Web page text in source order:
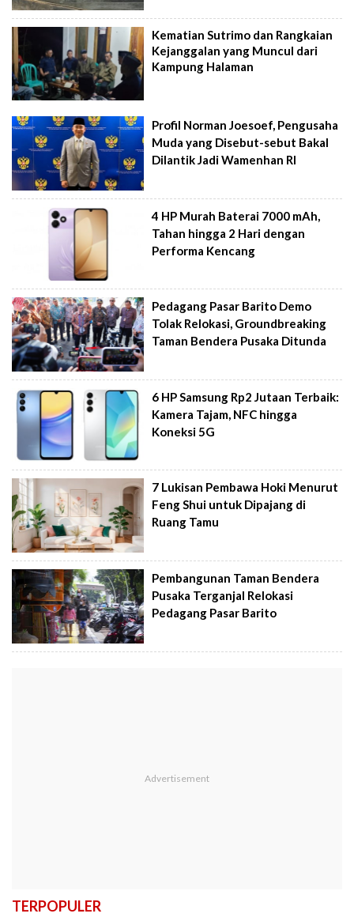
Kematian Sutrimo dan Rangkaian
Kejanggalan yang Muncul dari
Kampung Halaman
Profil Norman Joesoef, Pengusaha
Muda yang Disebut-sebut Bakal
Dilantik Jadi Wamenhan RI
4 HP Murah Baterai 7000 mAh,
Tahan hingga 2 Hari dengan
Performa Kencang
Pedagang Pasar Barito Demo
Tolak Relokasi, Groundbreaking
Taman Bendera Pusaka Ditunda
6 HP Samsung Rp2 Jutaan Terbaik:
Kamera Tajam, NFC hingga
Koneksi 5G
7 Lukisan Pembawa Hoki Menurut
Feng Shui untuk Dipajang di
Ruang Tamu
Pembangunan Taman Bendera
Pusaka Terganjal Relokasi
Pedagang Pasar Barito
TERPOPULER